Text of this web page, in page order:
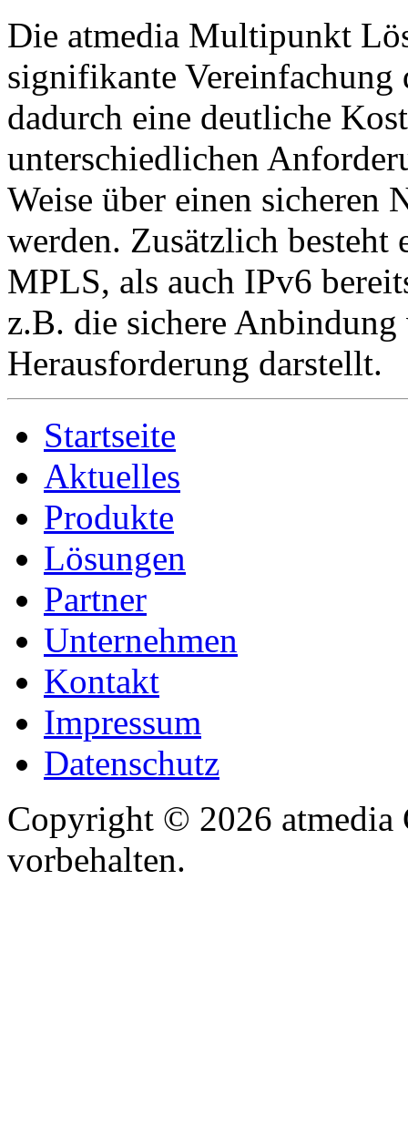
Die atmedia Multipunkt
signifikante
dadurch eine deutliche
unterschiedlichen
Weise über einen sicheren
werden. Zusätzlich
MPLS, als auch IPv6
z.B. die sichere
Herausforderung darstellt.
Startseite
Aktuelles
Produkte
Lösungen
Partner
Unternehmen
Kontakt
Impressum
Datenschutz
Copyright © 2026 atmedia
vorbehalten.